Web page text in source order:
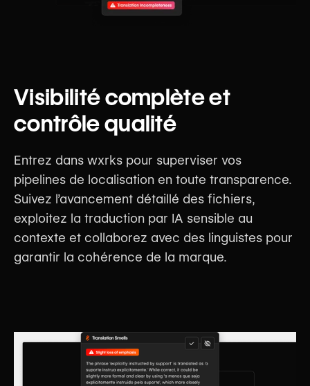
Visibilité complète et
contrôle qualité
Entrez dans wxrks pour superviser vos
pipelines de localisation en toute transparence.
Suivez l’avancement détaillé des fichiers,
exploitez la traduction par IA sensible au
contexte et collaborez avec des linguistes pour
garantir la cohérence de la marque.